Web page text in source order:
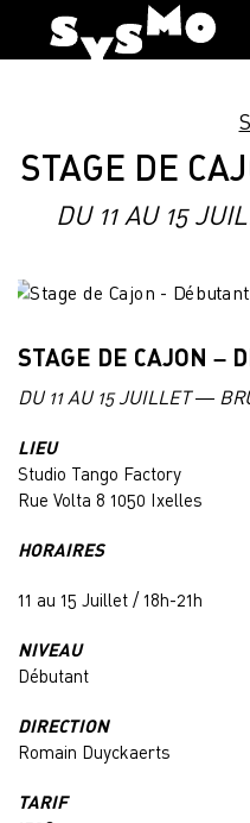
STAGE DE
DU 11 AU 15
STAGE DE CAJON –
DU 11 AU 15 JUILLET —
LIEU
Studio Tango Factory
Rue Volta 8 1050 Ixelles
HORAIRES
11 au 15 Juillet / 18h-21h
NIVEAU
Débutant
DIRECTION
Romain Duyckaerts
TARIF